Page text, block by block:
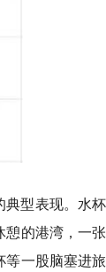
典型表现。水
的港湾，一
等一股脑塞进